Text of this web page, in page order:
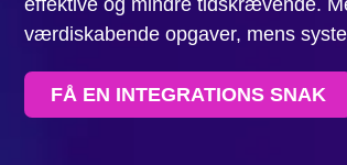
værdiskabende opgaver, mens
FÅ EN INTEGRATIONS SNAK